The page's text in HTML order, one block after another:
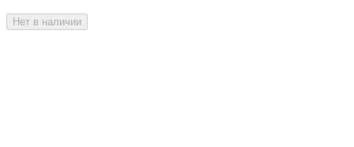
Нет в наличии